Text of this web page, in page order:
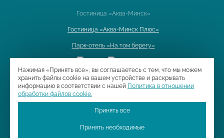
Нажимая «Принять все», вы соглашаетесь с тем, что мы можем
хранить файлы cookie на вашем устройстве и раскрывать
информацию в соответствии с нашей Политика в отношении
обработки файлов cookie.
Принять все
Принять необходимые
Гостиница «Аква-Минск»
Гостиница «Аква-Минск Плюс»
Парк-отель «На том берегу»